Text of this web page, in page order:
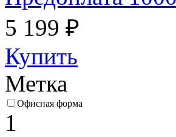
5 199 ₽
Купить
Метка
Офисная форма
1